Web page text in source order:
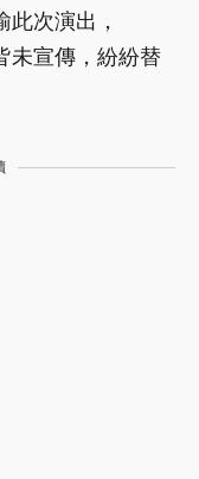
次演出，
未宣傳，紛紛替